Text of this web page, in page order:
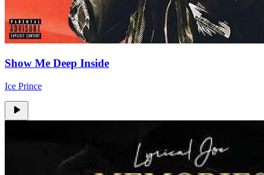
Show Me Deep Inside
Ice Prince